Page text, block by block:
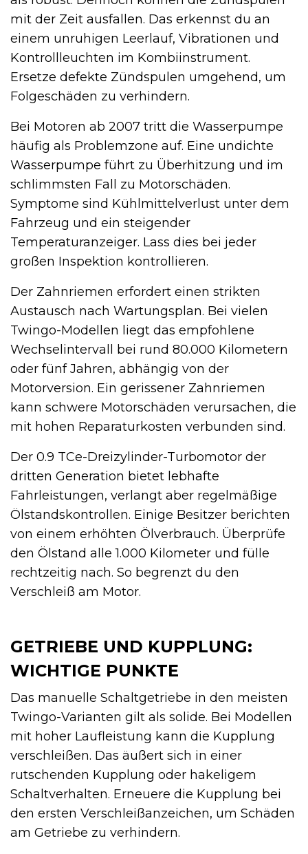
mit der Zeit ausfallen. Das erkennst du an
einem unruhigen Leerlauf, Vibrationen und
Kontrollleuchten im Kombiinstrument.
Ersetze defekte Zündspulen umgehend, um
Folgeschäden zu verhindern.
Bei Motoren ab 2007 tritt die Wasserpumpe
häufig als Problemzone auf. Eine undichte
Wasserpumpe führt zu Überhitzung und im
schlimmsten Fall zu Motorschäden.
Symptome sind Kühlmittelverlust unter dem
Fahrzeug und ein steigender
Temperaturanzeiger. Lass dies bei jeder
großen Inspektion kontrollieren.
Der Zahnriemen erfordert einen strikten
Austausch nach Wartungsplan. Bei vielen
Twingo-Modellen liegt das empfohlene
Wechselintervall bei rund 80.000 Kilometern
oder fünf Jahren, abhängig von der
Motorversion. Ein gerissener Zahnriemen
kann schwere Motorschäden verursachen, die
mit hohen Reparaturkosten verbunden sind.
Der 0.9 TCe-Dreizylinder-Turbomotor der
dritten Generation bietet lebhafte
Fahrleistungen, verlangt aber regelmäßige
Ölstandskontrollen. Einige Besitzer berichten
von einem erhöhten Ölverbrauch. Überprüfe
den Ölstand alle 1.000 Kilometer und fülle
rechtzeitig nach. So begrenzt du den
Verschleiß am Motor.
GETRIEBE UND KUPPLUNG:
WICHTIGE PUNKTE
Das manuelle Schaltgetriebe in den meisten
Twingo-Varianten gilt als solide. Bei Modellen
mit hoher Laufleistung kann die Kupplung
verschleißen. Das äußert sich in einer
rutschenden Kupplung oder hakeligem
Schaltverhalten. Erneuere die Kupplung bei
den ersten Verschleißanzeichen, um Schäden
am Getriebe zu verhindern.